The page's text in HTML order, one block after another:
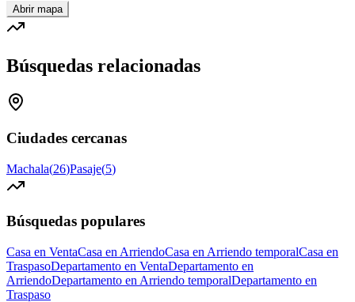
Abrir mapa
Búsquedas relacionadas
Ciudades cercanas
Machala(26)Pasaje(5)
Búsquedas populares
Casa en VentaCasa en ArriendoCasa en Arriendo temporalCasa en
TraspasoDepartamento en VentaDepartamento en
ArriendoDepartamento en Arriendo temporalDepartamento en
Traspaso